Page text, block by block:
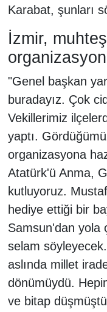
Karabat, şunları
İzmir,
"Genel başkan
buradayız. Çok
Vekillerimiz
yaptı.
organizasyona
Atatürk'ü Anma,
kutluyoruz.
hediye ettiği bir
Samsun'dan yola
selam
aslında millet
dönümüydü.
ve bitap